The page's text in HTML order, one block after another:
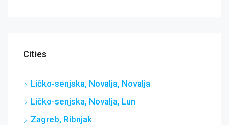
Cities
Ličko-senjska, Novalja, Novalja
Ličko-senjska, Novalja, Lun
Zagreb, Ribnjak